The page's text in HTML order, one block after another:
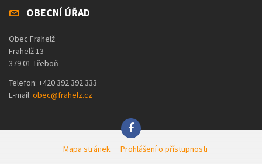
OBECNÍ ÚŘAD
Obec Frahelž
Frahelž 13
379 01 Třeboň
Telefon: +420 392 392 333
E-mail: obec@frahelz.cz
Mapa stránek Prohlášení o přístupnosti